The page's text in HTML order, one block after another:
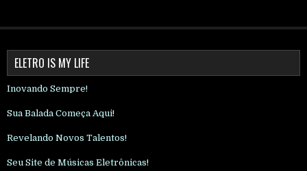
ELETRO IS MY LIFE
Inovando Sempre!
Sua Balada Começa Aqui!
Revelando Novos Talentos!
Seu Site de Músicas Eletrônicas!